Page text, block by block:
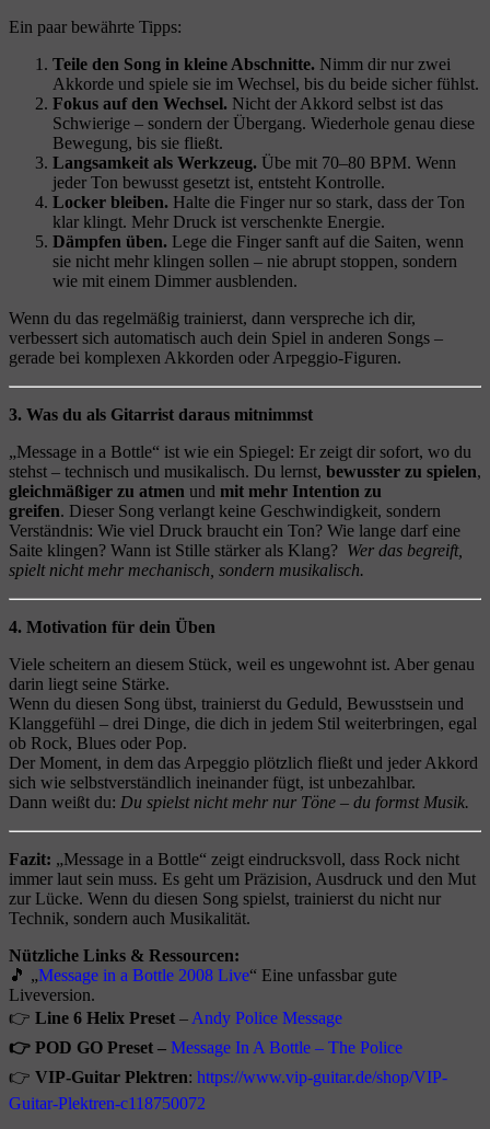
Ein paar bewährte Tipps:
Teile den Song in kleine Abschnitte. Nimm dir nur zwei
Akkorde und spiele sie im Wechsel, bis du beide sicher fühlst.
Fokus auf den Wechsel. Nicht der Akkord selbst ist das
Schwierige – sondern der Übergang. Wiederhole genau diese
Bewegung, bis sie fließt.
Langsamkeit als Werkzeug. Übe mit 70–80 BPM. Wenn
jeder Ton bewusst gesetzt ist, entsteht Kontrolle.
Locker bleiben. Halte die Finger nur so stark, dass der Ton
klar klingt. Mehr Druck ist verschenkte Energie.
Dämpfen üben. Lege die Finger sanft auf die Saiten, wenn
sie nicht mehr klingen sollen – nie abrupt stoppen, sondern
wie mit einem Dimmer ausblenden.
Wenn du das regelmäßig trainierst, dann verspreche ich dir,
verbessert sich automatisch auch dein Spiel in anderen Songs –
gerade bei komplexen Akkorden oder Arpeggio-Figuren.
3. Was du als Gitarrist daraus mitnimmst
„Message in a Bottle“ ist wie ein Spiegel: Er zeigt dir sofort, wo du
stehst – technisch und musikalisch. Du lernst, bewusster zu spielen,
gleichmäßiger zu atmen und mit mehr Intention zu
greifen. Dieser Song verlangt keine Geschwindigkeit, sondern
Verständnis: Wie viel Druck braucht ein Ton? Wie lange darf eine
Saite klingen? Wann ist Stille stärker als Klang? Wer das begreift,
spielt nicht mehr mechanisch, sondern musikalisch.
4. Motivation für dein Üben
Viele scheitern an diesem Stück, weil es ungewohnt ist. Aber genau
darin liegt seine Stärke.
Wenn du diesen Song übst, trainierst du Geduld, Bewusstsein und
Klanggefühl – drei Dinge, die dich in jedem Stil weiterbringen, egal
ob Rock, Blues oder Pop.
Der Moment, in dem das Arpeggio plötzlich fließt und jeder Akkord
sich wie selbstverständlich ineinander fügt, ist unbezahlbar.
Dann weißt du: Du spielst nicht mehr nur Töne – du formst Musik.
Fazit: „Message in a Bottle“ zeigt eindrucksvoll, dass Rock nicht
immer laut sein muss. Es geht um Präzision, Ausdruck und den Mut
zur Lücke. Wenn du diesen Song spielst, trainierst du nicht nur
Technik, sondern auch Musikalität.
Nützliche Links & Ressourcen:
🎵 „Message in a Bottle 2008 Live“ Eine unfassbar gute
Liveversion.
👉 Line 6 Helix Preset – Andy Police Message
👉 POD GO Preset – Message In A Bottle – The Police
👉 VIP-Guitar Plektren: https://www.vip-guitar.de/shop/VIP-
Guitar-Plektren-c118750072